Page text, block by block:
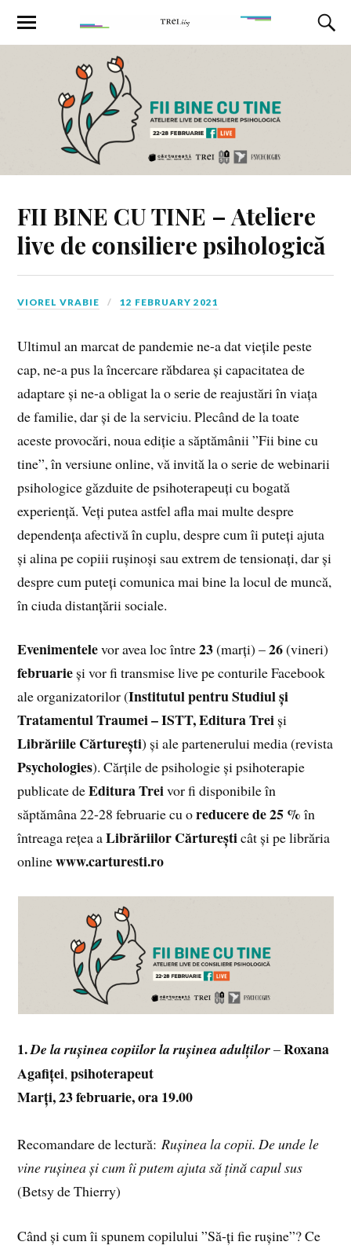
FII BINE CU TINE – Ateliere
live de consiliere psihologică
VIOREL VRABIE 12 FEBRUARY 2021
Ultimul an marcat de pandemie ne-a dat viețile peste
cap, ne-a pus la încercare răbdarea și capacitatea de
adaptare și ne-a obligat la o serie de reajustări în viața
de familie, dar și de la serviciu. Plecând de la toate
aceste provocări, noua ediție a săptămânii ”Fii bine cu
tine”, în versiune online, vă invită la o serie de webinarii
psihologice găzduite de psihoterapeuți cu bogată
experiență. Veți putea astfel afla mai multe despre
dependența afectivă în cuplu, despre cum îi puteți ajuta
și alina pe copiii rușinoși sau extrem de tensionați, dar și
despre cum puteți comunica mai bine la locul de muncă,
în ciuda distanțării sociale.
Evenimentelevor avea loc între23(marți) –26(vineri)
februarie și vor fi transmise live pe conturile Facebook
ale organizatorilor (Institutul pentru Studiul și
Tratamentul Traumei – ISTT, Editura Trei și
Librăriile Cărturești) și ale partenerului media (revista
Psychologies). Cărțile de psihologie și psihoterapie
publicate deEditura Treivor fi disponibile în
săptămâna 22-28 februarie cu oreducere de 25 % în
întreaga rețea aLibrăriilor Cărtureșticât și pe librăria
onlinewww.carturesti.ro
1.De la rușinea copiilor la rușinea adulților–Roxana
Agafiței,psihoterapeut
Marți, 23 februarie, ora 19.00
Recomandare de lectură:Rușinea la copii. De unde le
vine rușinea și cum îi putem ajuta să țină capul sus
(Betsy de Thierry)
Când și cum îi spunem copilului ”Să-ți fie rușine”? Ce